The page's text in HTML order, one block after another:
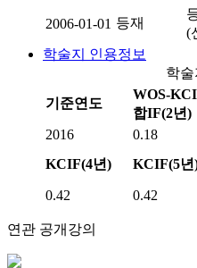
2006-01-01 등재
(
학술지 인용정보
학술
기준연도
WOS-
합IF(2년)
2016 0.18
KCIF(4년)
KCIF(5년
0.42 0.42
연관 공개강의